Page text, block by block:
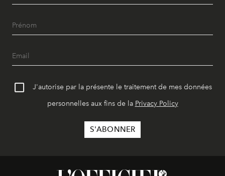
J'autorise par la présente le traitement de mes données
personnelles aux fins de la Privacy Policy